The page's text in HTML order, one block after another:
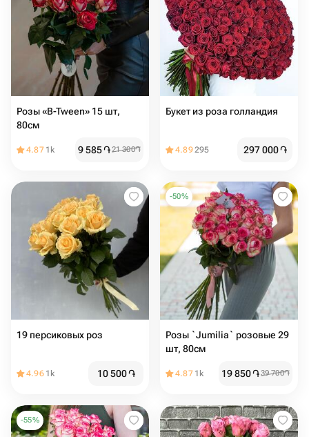
Розы «B-Tween» 15 шт,
80см
4.87 1k 9 585֏21 300֏
Букет из роза голландия
4.89295 297 000֏
19 персиковых роз
4.96 1k 10 500֏
-50%
Розы `Jumilia` розовые 29
шт, 80см
4.87 1k 19 850֏39 700֏
-55%